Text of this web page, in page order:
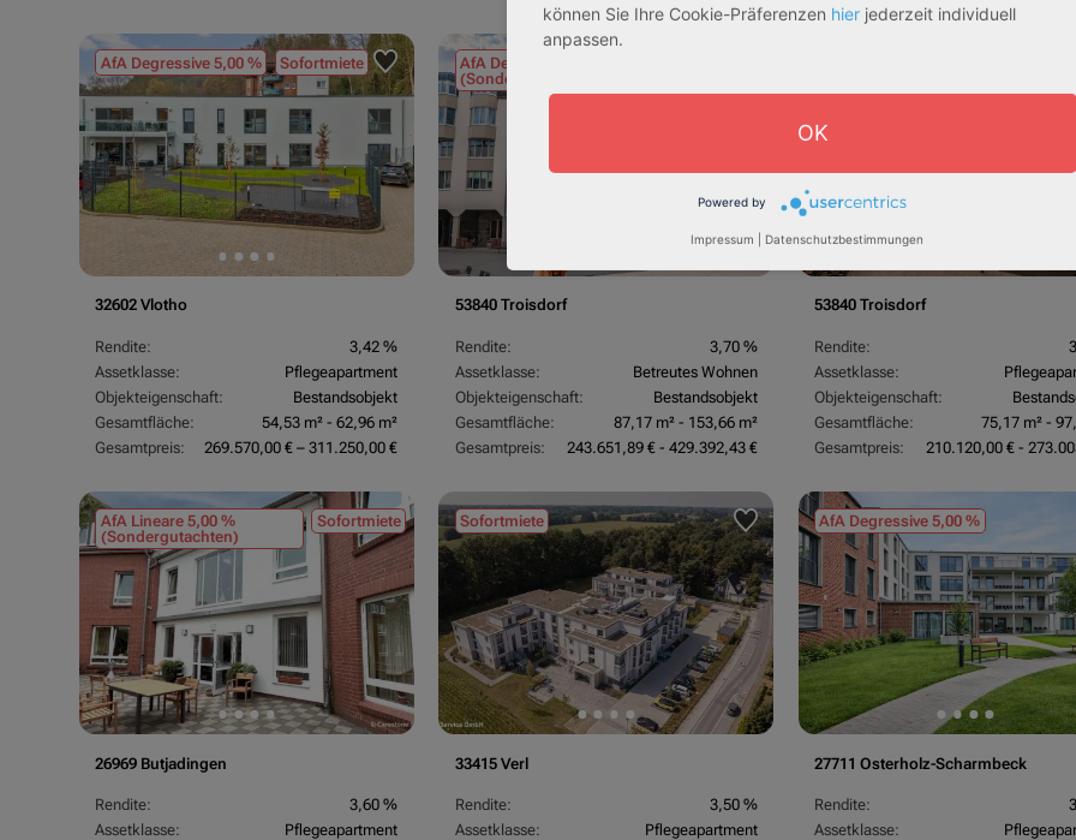
AfA Degressive 5,00 % Sofortmiete
32602 Vlotho
Rendite:
3,42 %
Assetklasse:
Pflegeapartment
Objekteigenschaft:
Bestandsobjekt
Gesamtfläche:
54,53 m² - 62,96 m²
Gesamtpreis:
269.570,00 € – 311.250,00 €
AfA Degressive 5,00 %
(Sondergutachten)
53840 Troisdorf
Rendite:
3,70 %
Assetklasse:
Betreutes Wohnen
Objekteigenschaft:
Bestandsobjekt
Gesamtfläche:
87,17 m² - 153,66 m²
Gesamtpreis:
243.651,89 € - 429.392,43 €
53840 Troisdorf
Rendite:
Assetklasse:
Objekteigenschaft:
Gesamtfläche:
75,17 m² -
Gesamtpreis:
210.120,00 € -
AfA Lineare 5,00 %
(Sondergutachten)
Sofortmiete
26969 Butjadingen
Rendite:
3,60 %
Assetklasse:
Pflegeapartment
Sofortmiete
33415 Verl
Rendite:
3,50 %
Assetklasse:
Pflegeapartment
AfA Degressive 5,00 %
27711 Osterholz-Scharmbeck
Rendite:
Assetklasse:
können Sie Ihre Cookie-Präferenzen hier jederzeit individuell
anpassen.
OK
Powered by
Impressum Datenschutzbestimmungen